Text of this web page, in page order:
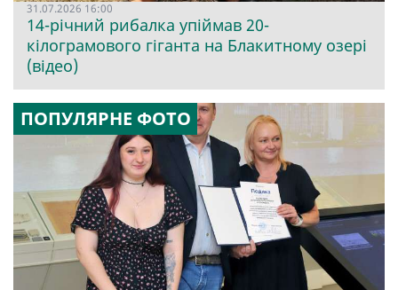
31.07.2026 16:00
14-річний рибалка упіймав 20-
кілограмового гіганта на Блакитному озері
(відео)
ПОПУЛЯРНЕ ФОТО